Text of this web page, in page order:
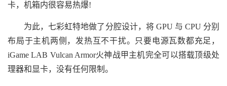
卡，机箱内很容易热爆!
为此，七彩虹特地做了分腔设计，将 GPU 与 CPU 分别
布局于主机两侧，发热互不干扰。只要电源瓦数都充足，
iGame LAB Vulcan Armor火神战甲主机完全可以搭载顶级处
理器和显卡，没有任何限制。